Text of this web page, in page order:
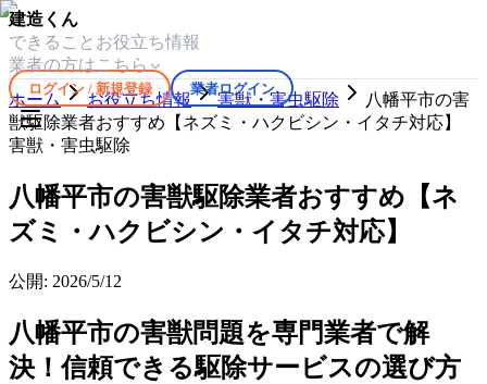
建造くん
できること お役立ち情報
業者の方はこちら
ログイン / 新規登録 業者ログイン
ホーム お役立ち情報 害獣・害虫駆除
八幡平市の害
獣駆除業者おすすめ【ネズミ・ハクビシン・イタチ対応】
害獣・害虫駆除
八幡平市の害獣駆除業者おすすめ【ネ
ズミ・ハクビシン・イタチ対応】
公開: 2026/5/12
八幡平市の害獣問題を専門業者で解
決！信頼できる駆除サービスの選び方